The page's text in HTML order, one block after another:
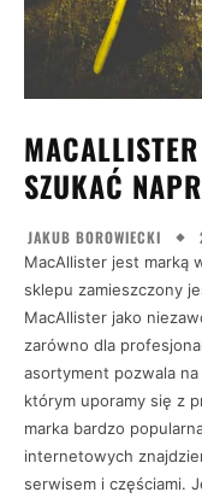
SZUKAĆ
JAKUB BOROWIECKI
MacAllister jest marką
sklepu zamieszczony
MacAllister jako
zarówno dla
asortyment pozwala
którym uporamy się z
marka bardzo
internetowych
serwisem i częściami.